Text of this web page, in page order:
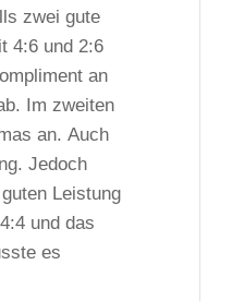
zwei gute
4:6 und 2:6
an
Im zweiten
an. Auch
Jedoch
Leistung
und das
es